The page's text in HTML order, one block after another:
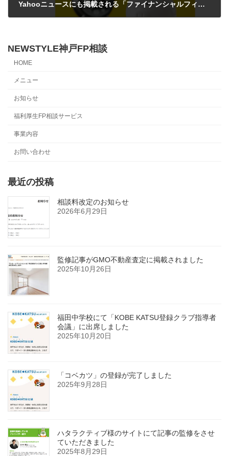
Yahooニュースにも掲載される「ファイナンシャルフィールド」さまのサイトで記事を執筆させていただきました。
NEWSTYLE神戸FP相談
HOME
メニュー
お知らせ
福利厚生FP相談サービス
事業内容
お問い合わせ
最近の投稿
相談料改定のお知らせ
2026年6月29日
監修記事がGMO不動産査定に掲載されました
2025年10月26日
福田中学校にて「KOBE KATSU登録クラブ指導者
会議」に出席しました
2025年10月20日
「コベカツ」の登録が完了しました
2025年9月28日
ハタラクティブ様のサイトにて記事の監修をさせ
ていただきました
2025年8月29日